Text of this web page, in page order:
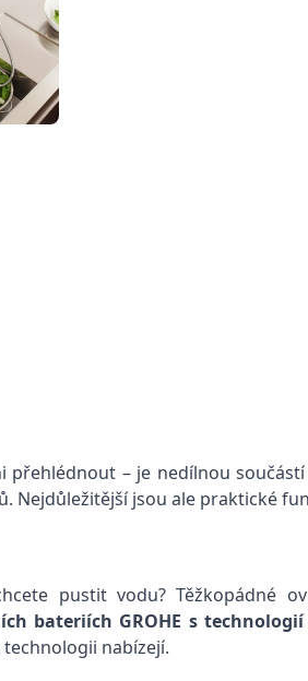
přehlédnout – je nedílnou
Nejdůležitější jsou ale praktické
pustit vodu? Těžkopádné
bateriích GROHE s
nabízejí.